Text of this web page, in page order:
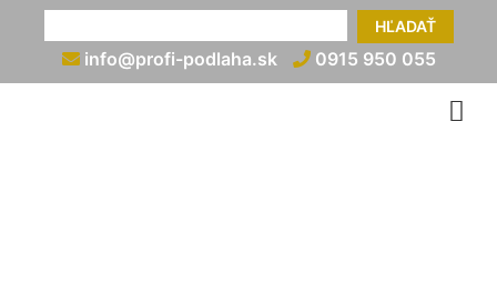
HĽADAŤ
info@profi-podlaha.sk 0915 950 055